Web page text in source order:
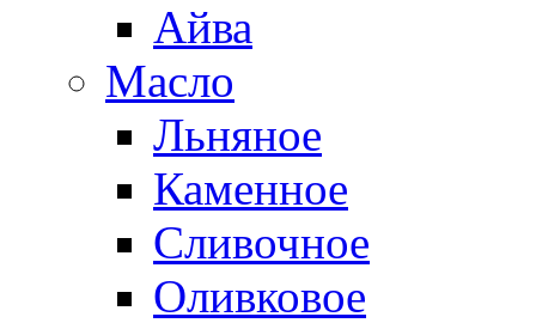
Айва
Масло
Льняное
Каменное
Сливочное
Оливковое